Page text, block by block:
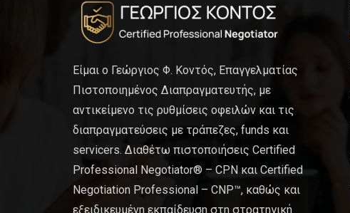
Είμαι ο Γεώργιος Φ. Κοντός, Επαγγελματίας
Πιστοποιημένος Διαπραγματευτής, με
αντικείμενο τις ρυθμίσεις οφειλών και τις
διαπραγματεύσεις με τράπεζες, funds και
servicers. Διαθέτω πιστοποιήσεις Certified
Professional Negotiator® – CPN και Certified
Negotiation Professional – CNP™, καθώς και
εξειδικευμένη εκπαίδευση στη στρατηγική